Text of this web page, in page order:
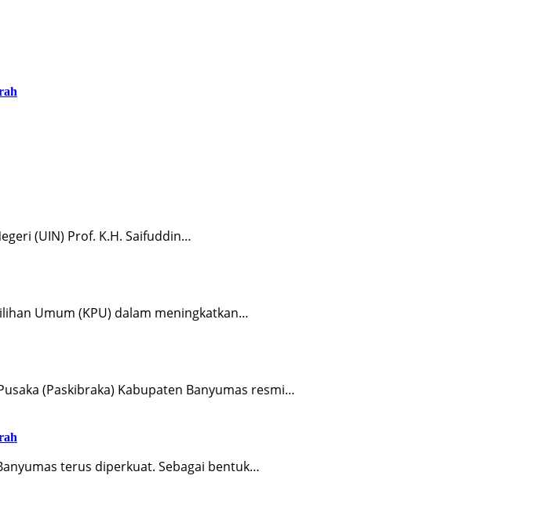
(UIN) Prof. K.H. Saifuddin…
Umum (KPU) dalam meningkatkan…
(Paskibraka) Kabupaten Banyumas resmi…
terus diperkuat. Sebagai bentuk…